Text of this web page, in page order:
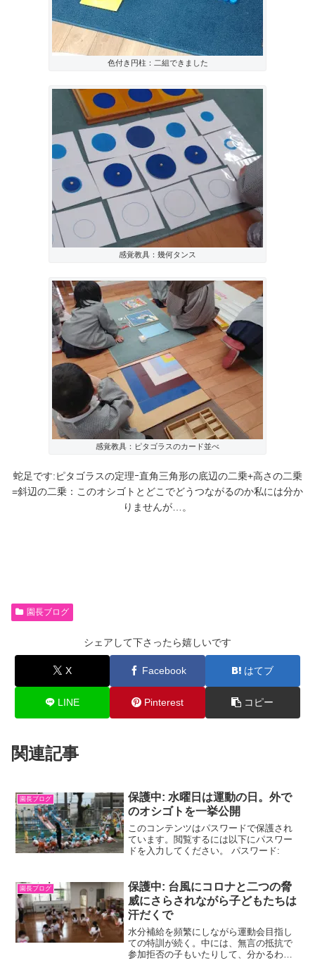
色付き円柱：二組できました
感覚教具：幾何タンス
感覚教具：ピタゴラスのカード並べ
蛇足です:ピタゴラスの定理ｰ直角三角形の底辺の二乗+高さの二乗
=斜辺の二乗：このオシゴトとどこでどうつながるのか私には分か
りませんが…。
園長ブログ
シェアして下さったら嬉しいです
X Facebook はてブ
LINE Pinterest コピー
関連記事
園長ブログ
保護中: 水曜日は運動の日。外で
のオシゴトを一挙公開
このコンテンツはパスワードで保護され
ています。閲覧するには以下にパスワー
ドを入力してください。 パスワード:
園長ブログ
保護中: 台風にコロナと二つの脅
威にさらされながら子どもたちは
汗だくで
水分補給を頻繁にしながら運動会目指し
ての特訓が続く。中には、無言の抵抗で
参加拒否の子もいたりして、分かるわか